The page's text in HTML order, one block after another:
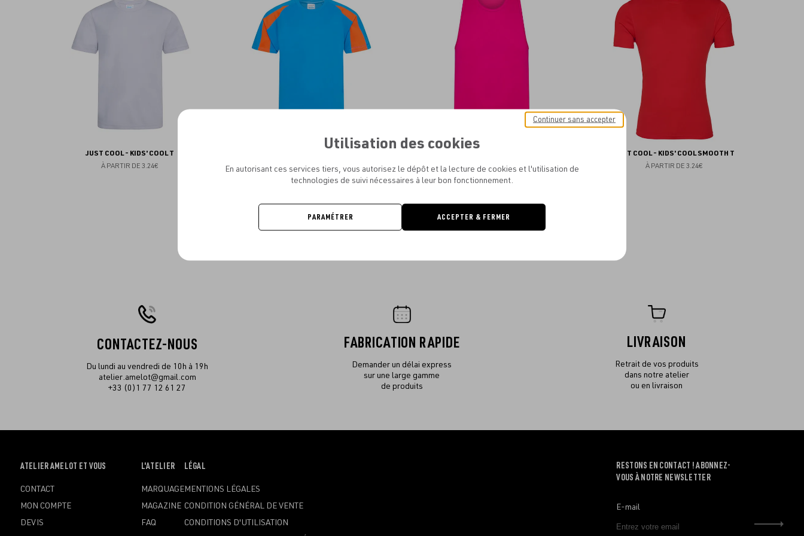
JUST COOL - KIDS' COOL T
À PARTIR DE 3.24€
favoris
À PARTIR DE 4.42€
À PARTIR DE2.90€
favoris
JUST COOL - KIDS' COOL SMOOTH T
À PARTIR DE 3.24€
CONTACTEZ-NOUS
Du lundi au vendredi de 10h à 19h
atelier.amelot@gmail.com
+33 (0)1 77 12 61 27
FABRICATION RAPIDE
Demander un délai express
sur une large gamme
de produits
LIVRAISON
Retrait de vos produits
dans notre atelier
ou en livraison
OUVRIR
MENU
ATELIER AMELOT ET VOUS
CONTACT
MON COMPTE
DEVIS
OUVRIR
MENU
L'ATELIER
MARQUAGE
MAGAZINE
FAQ
OUVRIR
MENU
LÉGAL
MENTIONS LÉGALES
CONDITION GÉNÉRAL DE VENTE
CONDITIONS D'UTILISATION
RESTONS EN CONTACT ! ABONNEZ-
VOUS À NOTRE NEWSLETTER
E-mail
Utilisation des cookies
En autorisant ces services tiers, vous autorisez le dépôt et la lecture de cookies et l'utilisation de
technologies de suivi nécessaires à leur bon fonctionnement.
Continuer sans accepter
PARAMÉTRER ACCEPTER & FERMER